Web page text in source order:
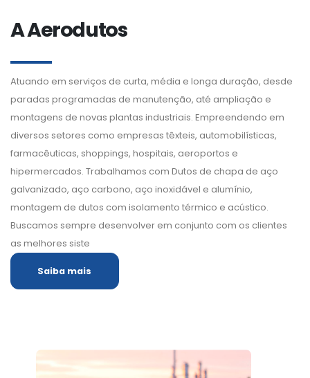
A Aerodutos
Atuando em serviços de curta, média e longa duração, desde
paradas programadas de manutenção, até ampliação e
montagens de novas plantas industriais. Empreendendo em
diversos setores como empresas têxteis, automobilísticas,
farmacêuticas, shoppings, hospitais, aeroportos e
hipermercados. Trabalhamos com Dutos de chapa de aço
galvanizado, aço carbono, aço inoxidável e alumínio,
montagem de dutos com isolamento térmico e acústico.
Buscamos sempre desenvolver em conjunto com os clientes
as melhores siste
Saiba mais